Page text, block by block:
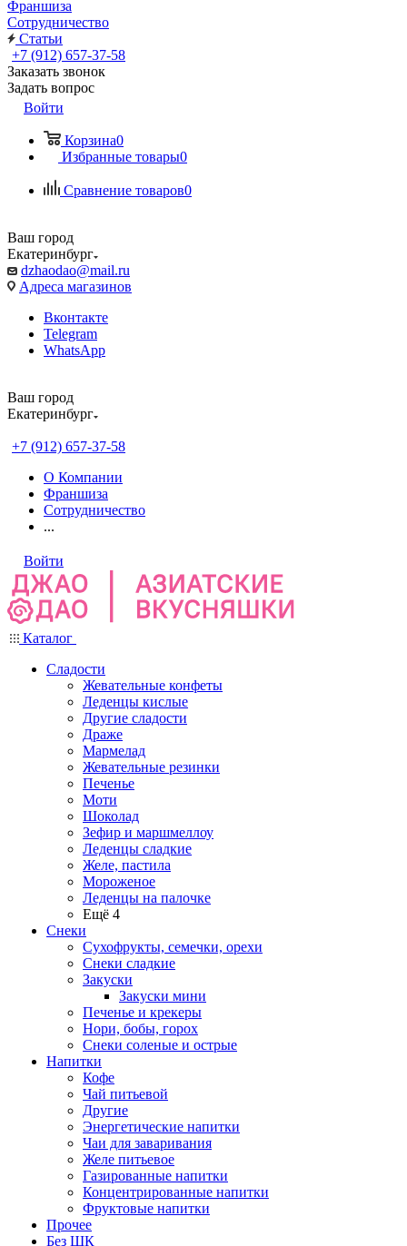
Франшиза
Сотрудничество
Статьи
+7 (912) 657-37-58
Заказать звонок
Задать вопрос
Войти
Корзина0
Избранные товары0
Сравнение товаров0
Ваш город
Екатеринбург
dzhaodao@mail.ru
Адреса магазинов
Вконтакте
Telegram
WhatsApp
Ваш город
Екатеринбург
+7 (912) 657-37-58
О Компании
Франшиза
Сотрудничество
...
Войти
Каталог
Сладости
Жевательные конфеты
Леденцы кислые
Другие сладости
Драже
Мармелад
Жевательные резинки
Печенье
Моти
Шоколад
Зефир и маршмеллоу
Леденцы сладкие
Желе, пастила
Мороженое
Леденцы на палочке
Ещё 4
Снеки
Сухофрукты, семечки, орехи
Снеки сладкие
Закуски
Закуски мини
Печенье и крекеры
Нори, бобы, горох
Снеки соленые и острые
Напитки
Кофе
Чай питьевой
Другие
Энергетические напитки
Чаи для заваривания
Желе питьевое
Газированные напитки
Концентрированные напитки
Фруктовые напитки
Прочее
Без ШК